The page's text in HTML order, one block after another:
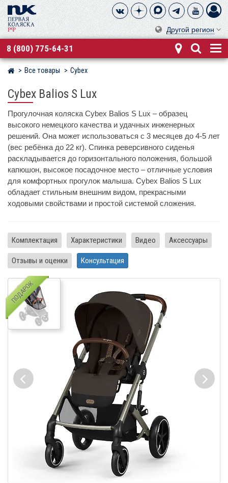
Другой регион
8 (800) 775-64-31
Магазин детских колясок
Все товары Cybex
Cybex Balios S Lux
Прогулочная коляска Cybex Balios S Lux – образец
высокого немецкого качества и удачных инженерных
решений. Она может использоваться с 3 месяцев до 4-5 лет
(вес ребёнка до 22 кг). Спинка реверсивного сиденья
раскладывается до горизонтального положения, большой
капюшон, высокое посадочное место – отличные условия
для комфортных прогулок малыша. Cybex Balios S Lux
обладает стильным внешним видом, прекрасными
ходовыми свойствами и простой системой сложения.
Комплектация Характеристики Видео Аксессуары
Отзывы и оценки Консультация
ПОДАРОК